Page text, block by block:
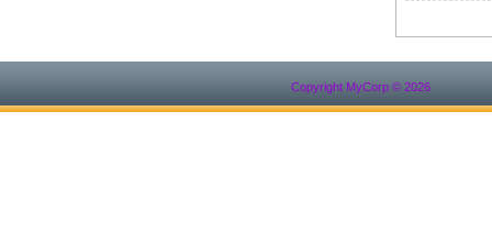
Copyright MyCorp © 2026